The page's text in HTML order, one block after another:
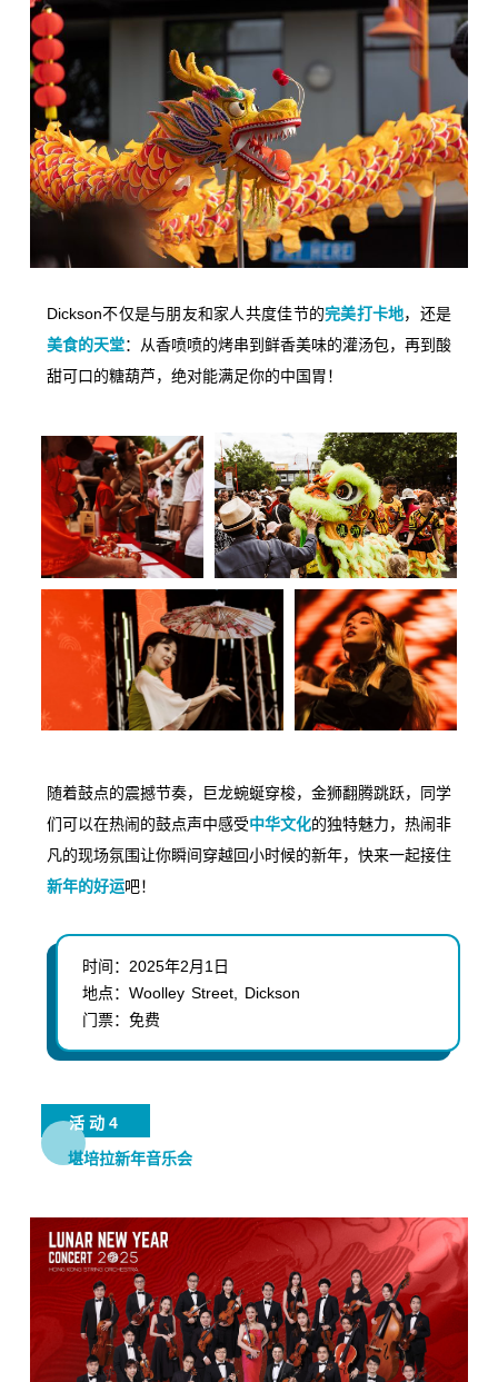
Dickson不仅是与朋友和家人共度佳节的完美打卡地，还是
美食的天堂：从香喷喷的烤串到鲜香美味的灌汤包，再到酸
甜可口的糖葫芦，绝对能满足你的中国胃！
随着鼓点的震撼节奏，巨龙蜿蜒穿梭，金狮翻腾跳跃，同学
们可以在热闹的鼓点声中感受中华文化的独特魅力，热闹非
凡的现场氛围让你瞬间穿越回小时候的新年，快来一起接住
新年的好运吧！
时间： 2025年2月1日
地点： Woolley Street, Dickson
门票： 免费
活动4
堪培拉新年音乐会